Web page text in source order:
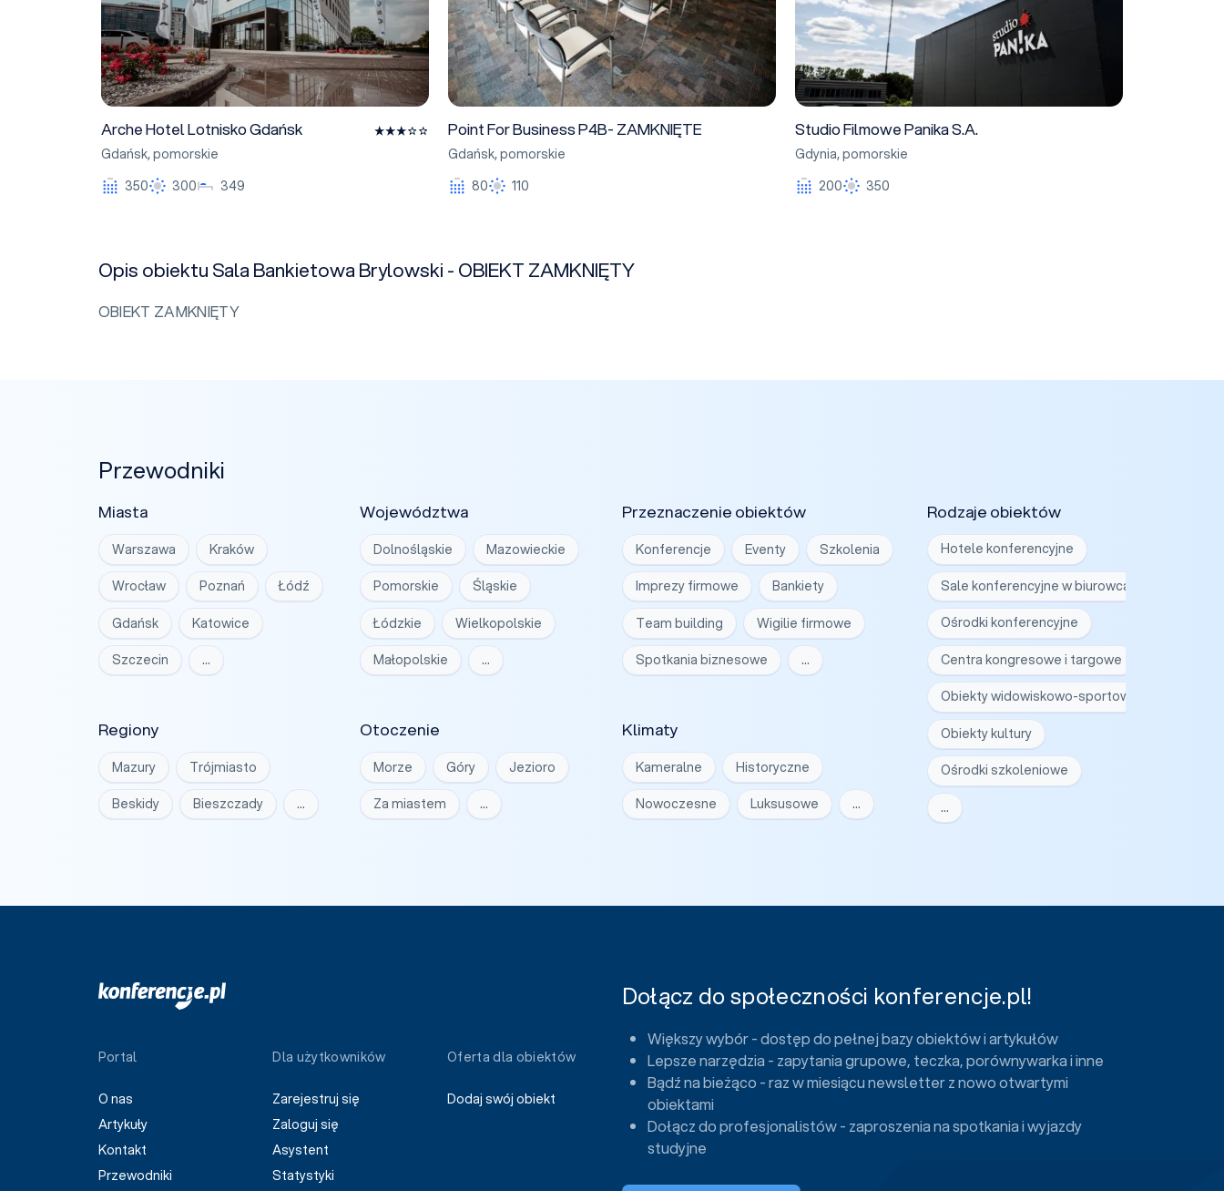
Arche Hotel Lotnisko Gdańsk
Gdańsk,pomorskie
350
300 349
Point For Business P4B- ZAMKNIĘTE
Gdańsk,pomorskie
80
110
Studio Filmowe Panika S.A.
Gdynia,pomorskie
200
350
Opis obiektu Sala Bankietowa Brylowski - OBIEKT ZAMKNIĘTY
OBIEKT ZAMKNIĘTY
Przewodniki
Miasta
Warszawa Kraków
Wrocław Poznań Łódź
Gdańsk Katowice
Szczecin …
Województwa
Dolnośląskie Mazowieckie
Pomorskie Śląskie
Łódzkie Wielkopolskie
Małopolskie …
Regiony
Mazury Trójmiasto
Beskidy Bieszczady …
Otoczenie
Morze Góry Jezioro
Za miastem …
Klimaty
Kameralne Historyczne
Nowoczesne Luksusowe …
Przeznaczenie obiektów
Konferencje Eventy Szkolenia
Imprezy firmowe Bankiety
Team building Wigilie firmowe
Spotkania biznesowe …
Rodzaje obiektów
Hotele konferencyjne
Sale konferencyjne w biurowcach
Ośrodki konferencyjne
Centra kongresowe i targowe
Obiekty widowiskowo-sportowe
Obiekty kultury
Ośrodki szkoleniowe
…
Portal
O nas
Artykuły
Kontakt
Przewodniki
Dla użytkowników
Zarejestruj się
Zaloguj się
Asystent
Statystyki
Oferta dla obiektów
Dodaj swój obiekt
Dołącz do społeczności konferencje.pl!
Większy wybór - dostęp do pełnej bazy obiektów i artykułów
Lepsze narzędzia - zapytania grupowe, teczka, porównywarka i inne
Bądź na bieżąco - raz w miesiącu newsletter z nowo otwartymi
obiektami
Dołącz do profesjonalistów - zaproszenia na spotkania i wyjazdy
studyjne